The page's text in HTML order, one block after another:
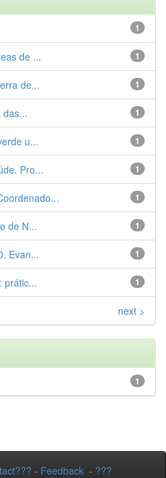
1
1
de ...
1
de...
1
das...
1
u...
1
Pro...
1
1
de N...
1
Evan...
1
prátic...
next >
1
- Feedback - ???